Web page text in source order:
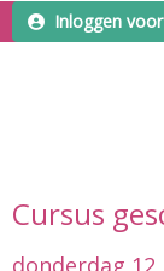
Inloggen
Cursus
donderdag 12